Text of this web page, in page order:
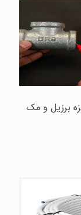
برزیل و مک